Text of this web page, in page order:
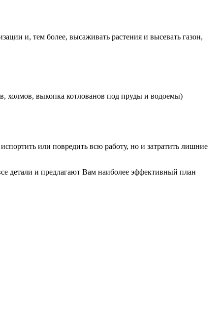
и, тем более, высаживать растения и высевать газон,
холмов, выкопка котлованов под пруды и водоемы)
или повредить всю работу, но и затратить лишние
детали и предлагают Вам наиболее эффективный план